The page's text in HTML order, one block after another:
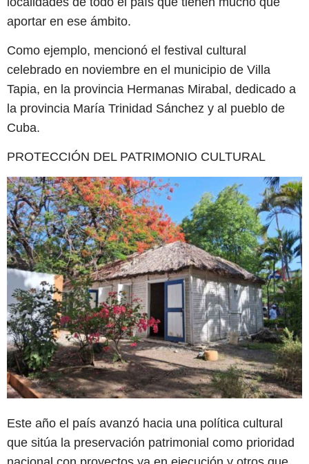
aportar en ese ámbito.
Como ejemplo, mencionó el festival cultural
celebrado en noviembre en el municipio de Villa
Tapia, en la provincia Hermanas Mirabal, dedicado a
la provincia María Trinidad Sánchez y al pueblo de
Cuba.
PROTECCIÓN DEL PATRIMONIO CULTURAL
Este año el país avanzó hacia una política cultural
que sitúa la preservación patrimonial como prioridad